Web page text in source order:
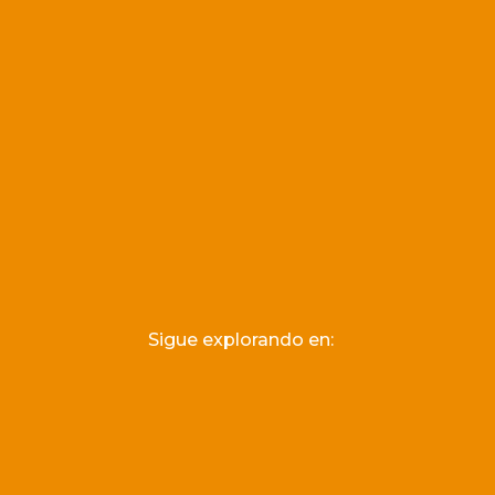
Sigue explorando en: